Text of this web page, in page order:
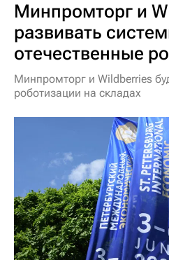
Минпромторг и
развивать
отечественные
Минпромторг и Wildberries
роботизации на складах